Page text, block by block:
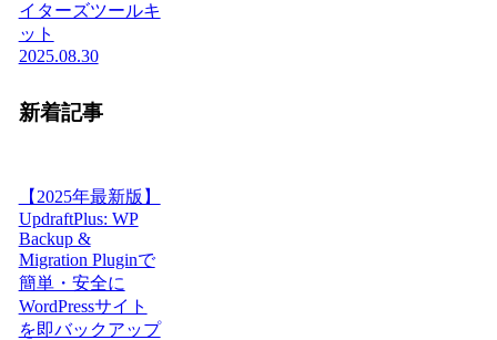
イターズツールキ
ット
2025.08.30
新着記事
【2025年最新版】
UpdraftPlus: WP
Backup &
Migration Pluginで
簡単・安全に
WordPressサイト
を即バックアップ